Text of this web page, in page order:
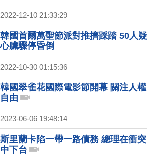
2022-12-10 21:33:29
韓國首爾萬聖節派對推擠踩踏 50人疑
心臟驟停昏倒
2022-10-30 01:15:36
韓國翠雀花國際電影節開幕 關注人權
自由
2023-06-06 19:48:14
斯里蘭卡陷一帶一路債務 總理在衝突
中下台